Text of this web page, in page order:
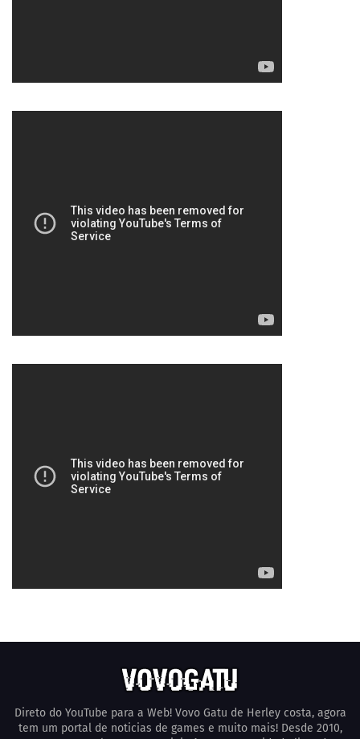
Direto do YouTube para a Web! Vovo Gatu de Herley costa, agora
tem um portal de noticias de games e muito mais! Desde 2010,